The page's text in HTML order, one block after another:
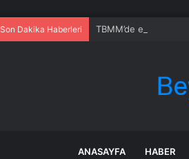
Son Dakika Haberleri TBMM’de emekli
ANASAYFA HABER